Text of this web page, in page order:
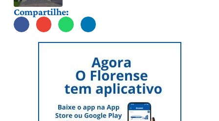
Compartilhe: